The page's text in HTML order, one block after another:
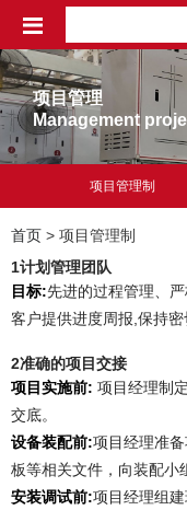
项目管理
Management
项目管理制
首页 > 项目管理制
1计划管理团队
目标:先进的过程管理、
客户提供进度周报,保持密
2准确的项目交接
项目实施前: 项目经理制
交底。
设备装配前:项目经理准
板等相关文件，向装配小
安装调试前:项目经理组